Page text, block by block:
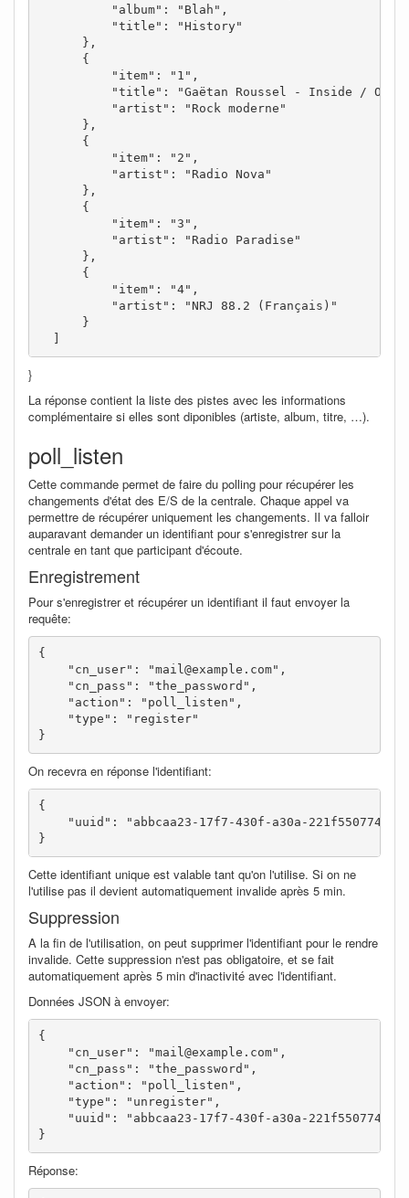
          "album": "Blah",
          "title": "History"
      },
      {
          "item": "1",
"title": "Gaëtan Roussel - Inside /
          "artist": "Rock moderne"
      },
      {
          "item": "2",
          "artist": "Radio Nova"
      },
      {
          "item": "3",
          "artist": "Radio Paradise"
      },
      {
          "item": "4",
          "artist": "NRJ 88.2 (Français)"
      }
}
La réponse contient la liste des pistes avec les informations
complémentaire si elles sont diponibles (artiste, album, titre, …).
poll_listen
Cette commande permet de faire du polling pour récupérer les
changements d'état des E/S de la centrale. Chaque appel va
permettre de récupérer uniquement les changements. Il va falloir
auparavant demander un identifiant pour s'enregistrer sur la
centrale en tant que participant d'écoute.
Enregistrement
Pour s'enregistrer et récupérer un identifiant il faut envoyer la
requête:
{
    "cn_user": "mail@example.com",
    "cn_pass": "the_password",
    "action": "poll_listen",
    "type": "register"
}
On recevra en réponse l'identifiant:
{
    "uuid": "abbcaa23-17f7-430f-a30a-221f55077408"
}
Cette identifiant unique est valable tant qu'on l'utilise. Si on ne
l'utilise pas il devient automatiquement invalide après 5 min.
Suppression
A la fin de l'utilisation, on peut supprimer l'identifiant pour le rendre
invalide. Cette suppression n'est pas obligatoire, et se fait
automatiquement après 5 min d'inactivité avec l'identifiant.
Données JSON à envoyer:
{
    "cn_user": "mail@example.com",
    "cn_pass": "the_password",
    "action": "poll_listen",
    "type": "unregister",
    "uuid": "abbcaa23-17f7-430f-a30a-221f55077408"
}
Réponse: